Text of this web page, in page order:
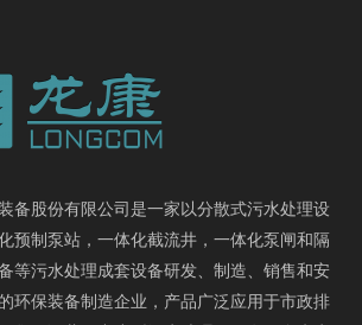
备股份有限公司是一家以分散式污水处理设
预制泵站，一体化截流井，一体化泵闸和隔
等污水处理成套设备研发、制造、销售和安
环保装备制造企业，产品广泛应用于市政排